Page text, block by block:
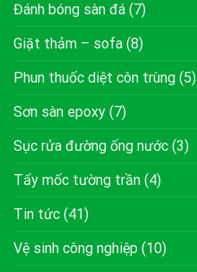
Đánh bóng sàn đá (7)
Giặt thảm – sofa (8)
Phun thuốc diệt côn trùng (5)
Sơn sàn epoxy (7)
Sục rửa đường ống nước (3)
Tẩy mốc tường trần (4)
Tin tức (41)
Vệ sinh công nghiệp (10)